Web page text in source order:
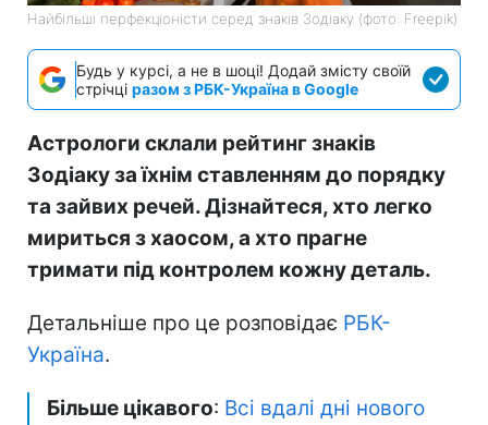
Найбільші перфекціоністи серед знаків Зодіаку (фото: Freepik)
Будь у курсі, а не в шоці! Додай змісту своїй
стрічці разом з РБК-Україна в Google
Астрологи склали рейтинг знаків
Зодіаку за їхнім ставленням до порядку
та зайвих речей. Дізнайтеся, хто легко
мириться з хаосом, а хто прагне
тримати під контролем кожну деталь.
Детальніше про це розповідає РБК-
Україна.
Більше цікавого: Всі вдалі дні нового